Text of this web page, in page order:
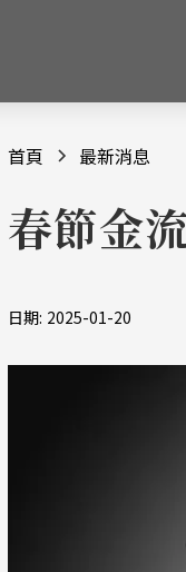
首頁 最新消息
春節金
日期: 2025-01-20